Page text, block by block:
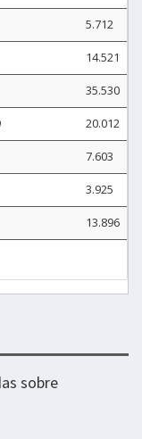
5.712
14.521
35.530
20.012
7.603
3.925
13.896
sobre